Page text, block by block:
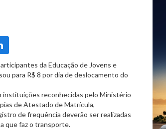
da Educação de Jovens e
para R$ 8 por dia de deslocamento do
instituições reconhecidas pelo Ministério
de Atestado de Matrícula,
de frequência deverão ser realizadas
que faz o transporte.